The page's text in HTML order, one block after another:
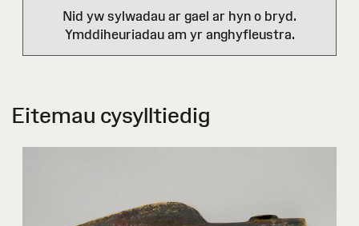
Nid yw sylwadau ar gael ar hyn o bryd.
Ymddiheuriadau am yr anghyfleustra.
Eitemau cysylltiedig